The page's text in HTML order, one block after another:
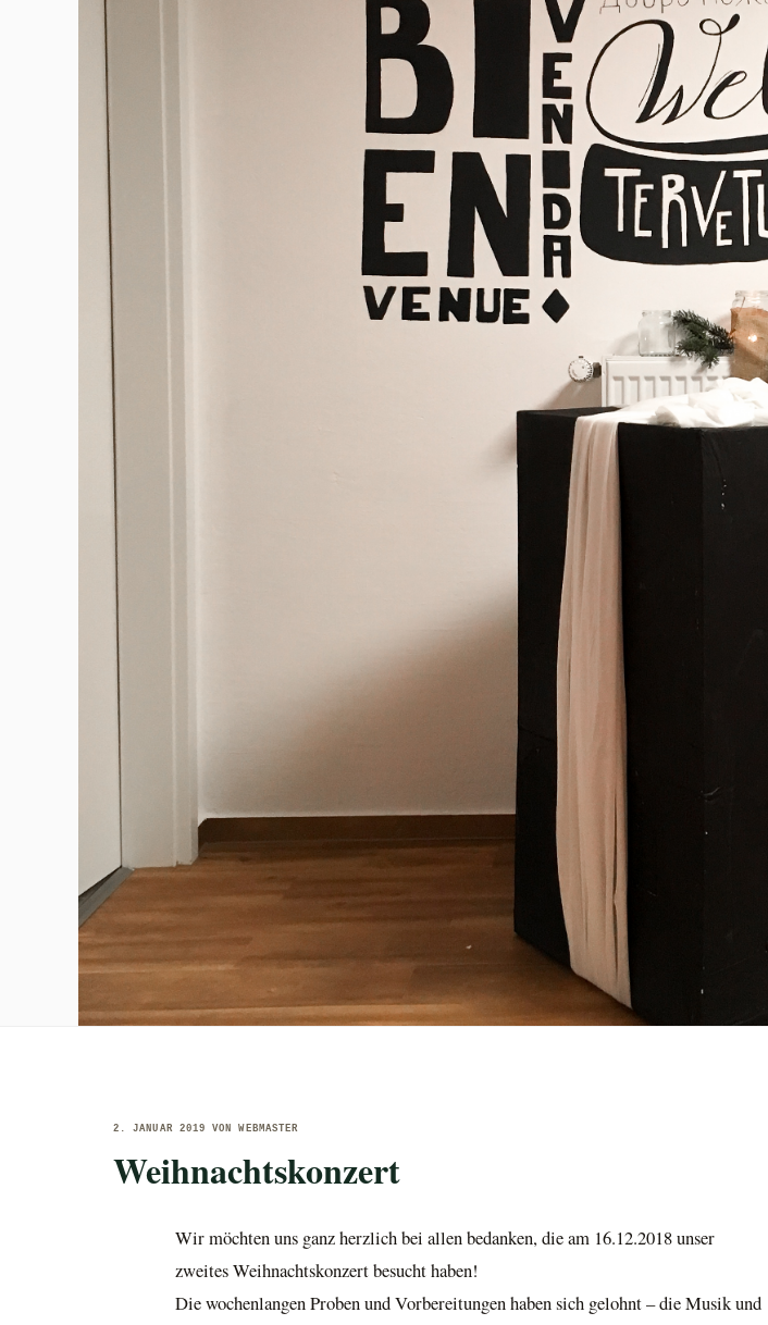
VERÖFFENTLICHT
2. JANUAR 2019 VONWEBMASTER
Weihnachtskonzert
Wir möchten uns ganz herzlich bei allen bedanken, die am 16.12.2018 unser
zweites Weihnachtskonzert besucht haben!
Die wochenlangen Proben und Vorbereitungen haben sich gelohnt – die Musik und